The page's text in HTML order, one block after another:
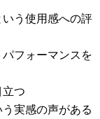
いう使用感への評
パフォーマンスを
立つ
実感の声がある